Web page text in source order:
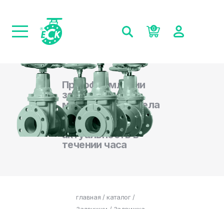
0
При оформлении
заказа на сайте,
менеджеры отдела
продаж
подтверждают
актуальность в
течении часа
главная / каталог/